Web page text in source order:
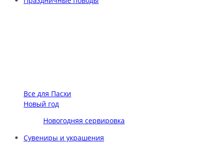
Все для Пасхи
Новый год
Новогодняя сервировка
Сувениры и украшения